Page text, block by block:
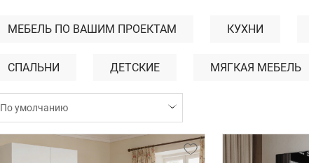
МЕБЕЛЬ ПО ВАШИМ ПРОЕКТАМ КУХНИ
СПАЛЬНИ ДЕТСКИЕ МЯГКАЯ МЕБЕЛЬ
По умолчанию